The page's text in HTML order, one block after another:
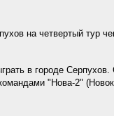
на четвертый тур
в городе
"Нова-2"